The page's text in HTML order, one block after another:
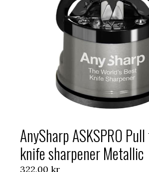
AnySharp ASKSPRO
knife sharpener Metallic
322,00 kr